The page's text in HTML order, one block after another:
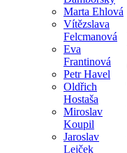
Marta Ehlová
Vítězslava
Felcmanová
Eva
Frantinová
Petr Havel
Oldřich
Hostaša
Miroslav
Koupil
Jaroslav
Lejček